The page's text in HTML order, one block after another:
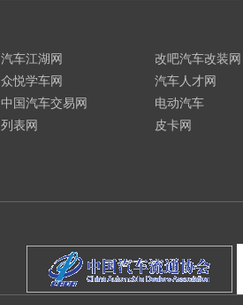
汽车江湖网
众悦学车网
中国汽车交易网
列表网
改吧汽车改装网
汽车人才网
电动汽车
皮卡网